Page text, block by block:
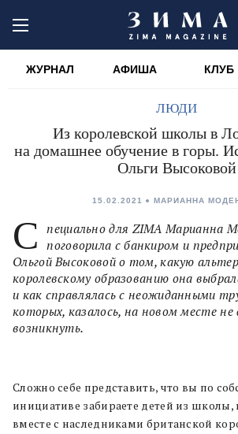
ЖУРНАЛ АФИША КЛУБ
ЛЮДИ
Из королевской школы в
на домашнее обучение в горы.
Ольги Высоковой
15.02.2021 МАРИАННА
С
пециально для ZIMA Марианна
поговорила с банкиром и
Ольгой Высоковой о том, какую
королевскому образованию она
и как справлялась с неожиданными
которых, казалось, на новом месте
возникнуть.
Сложно себе представить, что вы по
инициативе забираете детей из школы,
вместе с наследниками британской